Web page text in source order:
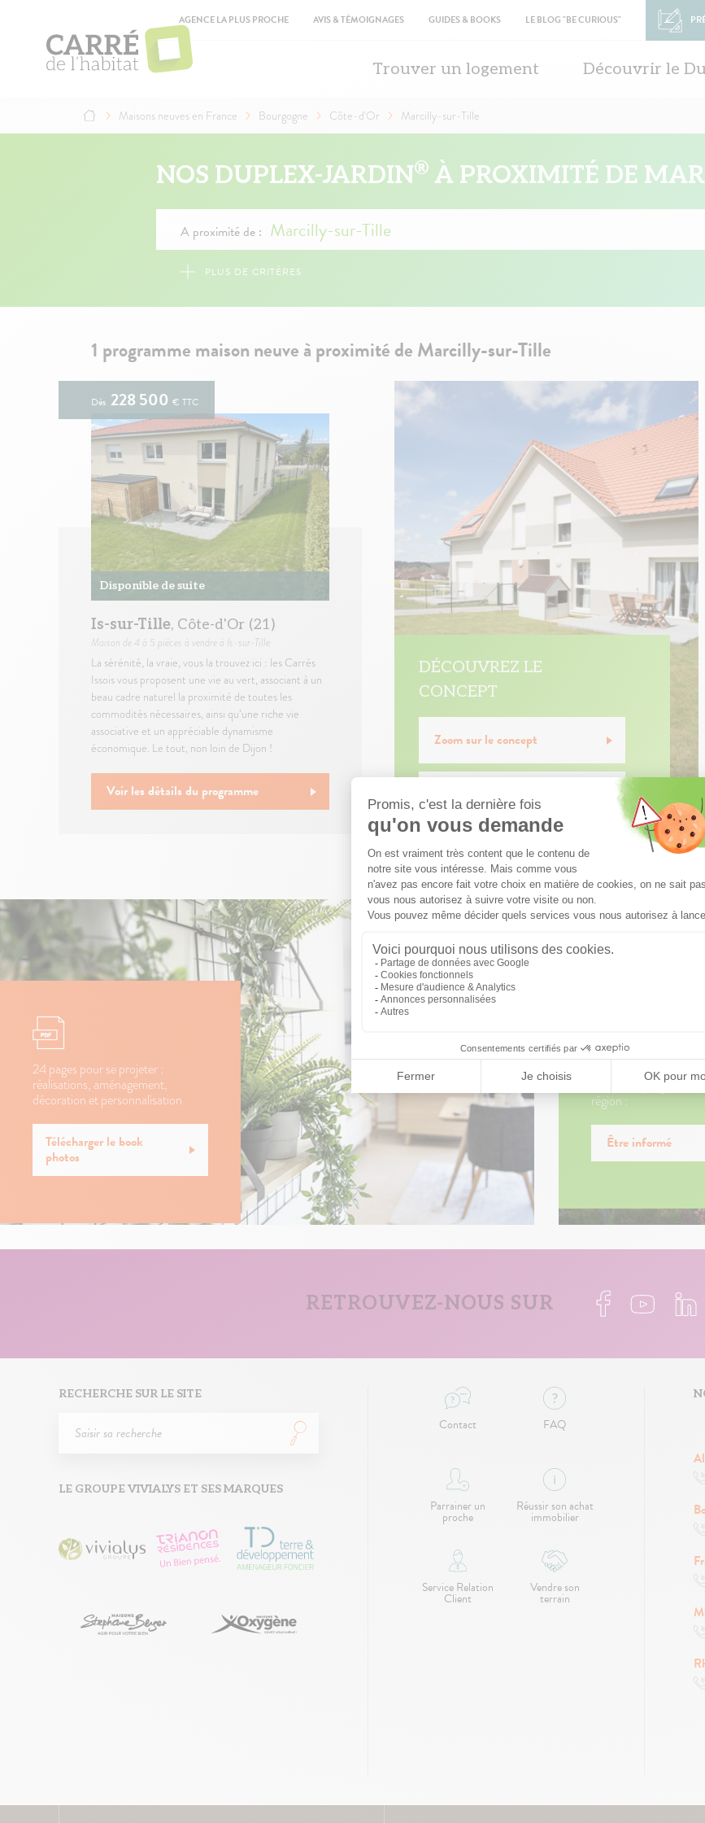
AGENCE LA PLUS PROCHE AVIS & TÉMOIGNAGES GUIDES & BOOKS LE BLOG "BE CURIOUS"
navigation
Trouver un logement Découvrir le
d'Ariane
Maisons neuves en France Bourgogne Côte-d'Or Marcilly-sur-Tille
NOS DUPLEX-JARDIN® À PROXIMITÉ DE
A proximité de :
PLUS DE CRITÈRES
1 programme maison neuve à proximité de Marcilly-sur-Tille
Dès 228 500 € TTC
Disponible de suite
Is-sur-Tille, Côte-d'Or (21)
Maison de 4 à 5 pièces à vendre à Is-sur-Tille
La sérénité, la vraie, vous la trouvez ici : les Carrés
Issois vous proposent une vie au vert, associant à un
beau cadre naturel la proximité de toutes les
commodités nécessaires, ainsi qu’une riche vie
associative et un appréciable dynamisme
économique. Le tout, non loin de Dijon !
Voir les détails du programme
DÉCOUVREZ LE
CONCEPT
Zoom sur le concept
Visite virtuelle 3D
24 pages pour se projeter :
réalisations, aménagement,
décoration et personnalisation
Télécharger le book
photos
Soyez les premiers
nouveaux
région :
Être informé
RETROUVEZ-NOUS SUR
RECHERCHE SUR LE SITE
LE GROUPE VIVIALYS ET SES MARQUES
Contact FAQ
Parrainer un
proche
Réussir son achat
immobilier
Service Relation
Client
Vendre son
terrain